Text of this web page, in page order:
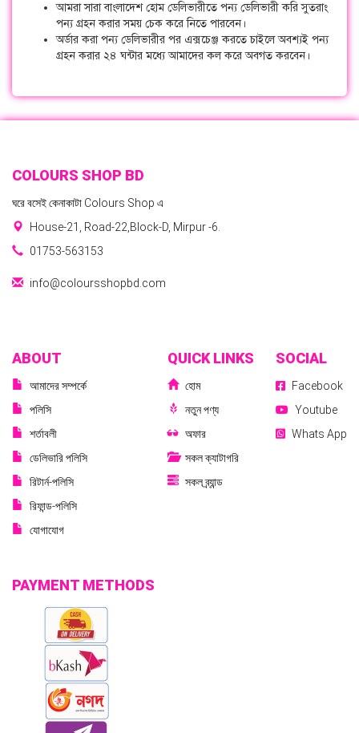
আমরা সারা বাংলাদেশ হোম ডেলিভারীতে পন্য ডেলিভারী করি সুতরাং
পন্য গ্রহন করার সময় চেক করে নিতে পারবেন।
অর্ডার করা পন্য ডেলিভারীর পর এক্সচেঞ্জ করতে চাইলে অবশ্যই পন্য
গ্রহন করার ২৪ ঘন্টার মধ্যে আমাদের কল করে অবগত করবেন।
COLOURS SHOP BD
ঘরে বসেই কেনাকাটা Colours Shop এ
House-21, Road-22,Block-D, Mirpur -6.
01753-563153
info@coloursshopbd.com
ABOUT
আমাদের সম্পর্কে
পলিসি
শর্তাবলী
ডেলিভারি পলিসি
রিটার্ন-পলিসি
রিফান্ড-পলিসি
যোগাযোগ
QUICK LINKS
হোম
নতুন পণ্য
অফার
সকল ক্যাটাগরি
সকল ব্র্যান্ড
SOCIAL
Facebook
Youtube
Whats App
PAYMENT METHODS